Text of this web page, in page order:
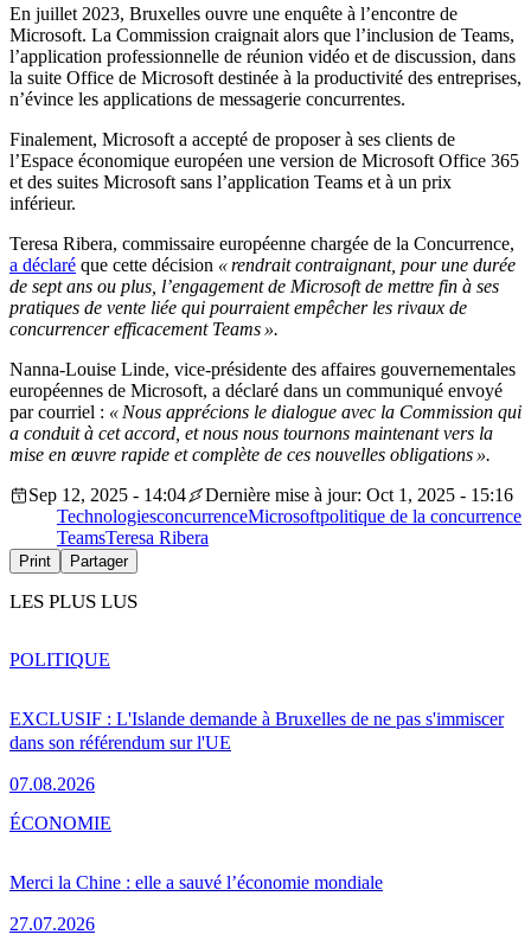
En juillet 2023, Bruxelles ouvre une enquête à l’encontre de
Microsoft. La Commission craignait alors que l’inclusion de Teams,
l’application professionnelle de réunion vidéo et de discussion, dans
la suite Office de Microsoft destinée à la productivité des entreprises,
n’évince les applications de messagerie concurrentes.
Finalement, Microsoft a accepté de proposer à ses clients de
l’Espace économique européen une version de Microsoft Office 365
et des suites Microsoft sans l’application Teams et à un prix
inférieur.
Teresa Ribera, commissaire européenne chargée de la Concurrence,
a déclaré que cette décision « rendrait contraignant, pour une durée
de sept ans ou plus, l’engagement de Microsoft de mettre fin à ses
pratiques de vente liée qui pourraient empêcher les rivaux de
concurrencer efficacement Teams ».
Nanna-Louise Linde, vice-présidente des affaires gouvernementales
européennes de Microsoft, a déclaré dans un communiqué envoyé
par courriel : « Nous apprécions le dialogue avec la Commission qui
a conduit à cet accord, et nous nous tournons maintenant vers la
mise en œuvre rapide et complète de ces nouvelles obligations ».
Sep 12, 2025 - 14:04
Dernière mise à jour: Oct 1, 2025 - 15:16
TechnologiesconcurrenceMicrosoftpolitique de la concurrence
TeamsTeresa Ribera
Print Partager
LES PLUS LUS
EXCLUSIF : L'Islande demande à Bruxelles de ne pas s'immiscer
dans son référendum sur l'UE
07.08.2026
POLITIQUE
Merci la Chine : elle a sauvé l’économie mondiale
27.07.2026
ÉCONOMIE